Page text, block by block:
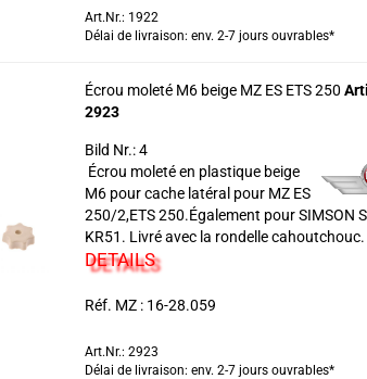
Art.Nr.: 1922
Délai de livraison: env. 2-7 jours ouvrables*
Écrou moleté M6 beige MZ ES ETS 250
2923
Bild Nr.: 4
Écrou moleté en plastique beige
M6 pour cache latéral pour MZ ES
250/2,ETS 250.Également pour SIMSON
KR51. Livré avec la rondelle cahoutchouc.
DETAILS
Réf. MZ : 16-28.059
Art.Nr.: 2923
Délai de livraison: env. 2-7 jours ouvrables*